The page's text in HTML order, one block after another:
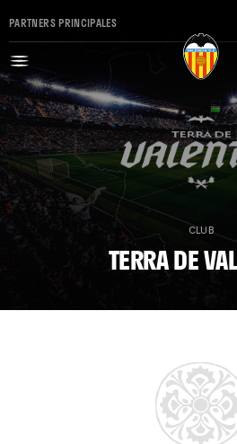
PARTNERS PRINCIPALES
CLUB
TERRA DE